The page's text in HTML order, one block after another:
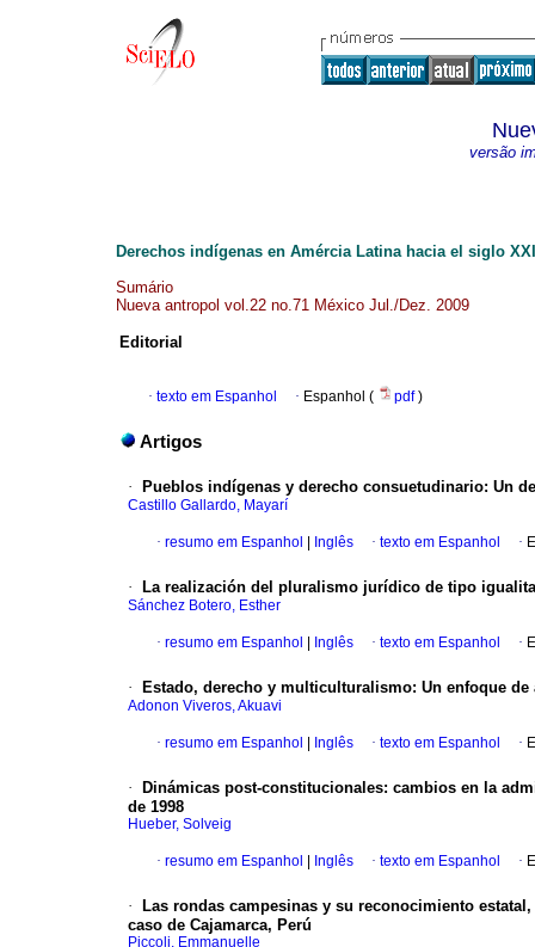
versão
Derechos indígenas en Amércia Latina hacia el siglo XXI
Sumário
Nueva antropol vol.22 no.71 México Jul./Dez. 2009
Editorial
· texto em Espanhol · Espanhol ( pdf)
Artigos
· Pueblos indígenas y derecho consuetudinario: Un
Castillo Gallardo, Mayarí
· resumo em Espanhol Inglês · texto em Espanhol ·
· La realización del pluralismo jurídico de tipo
Sánchez Botero, Esther
· resumo em Espanhol Inglês · texto em Espanhol ·
· Estado, derecho y multiculturalismo: Un enfoque
Adonon Viveros, Akuavi
· resumo em Espanhol Inglês · texto em Espanhol ·
· Dinámicas post-constitucionales: cambios en la
de 1998
Hueber, Solveig
· resumo em Espanhol Inglês · texto em Espanhol ·
·
Las rondas campesinas y su reconocimiento
caso de Cajamarca, Perú
Piccoli, Emmanuelle